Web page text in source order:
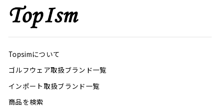
Topsimについて
ゴルフウェア取扱ブランド一覧
インポート取扱ブランド一覧
商品を検索